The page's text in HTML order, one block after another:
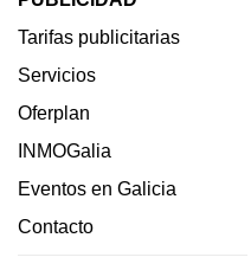
Tarifas publicitarias
Servicios
Oferplan
INMOGalia
Eventos en Galicia
Contacto